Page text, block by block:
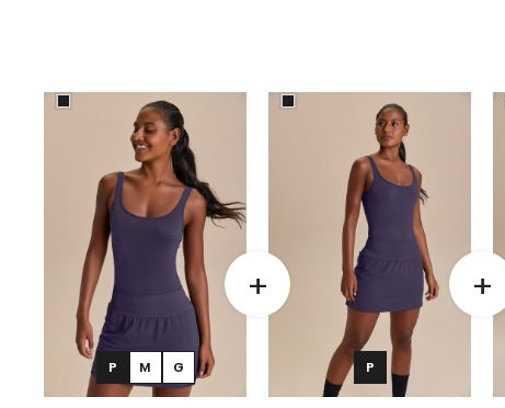
P M G P